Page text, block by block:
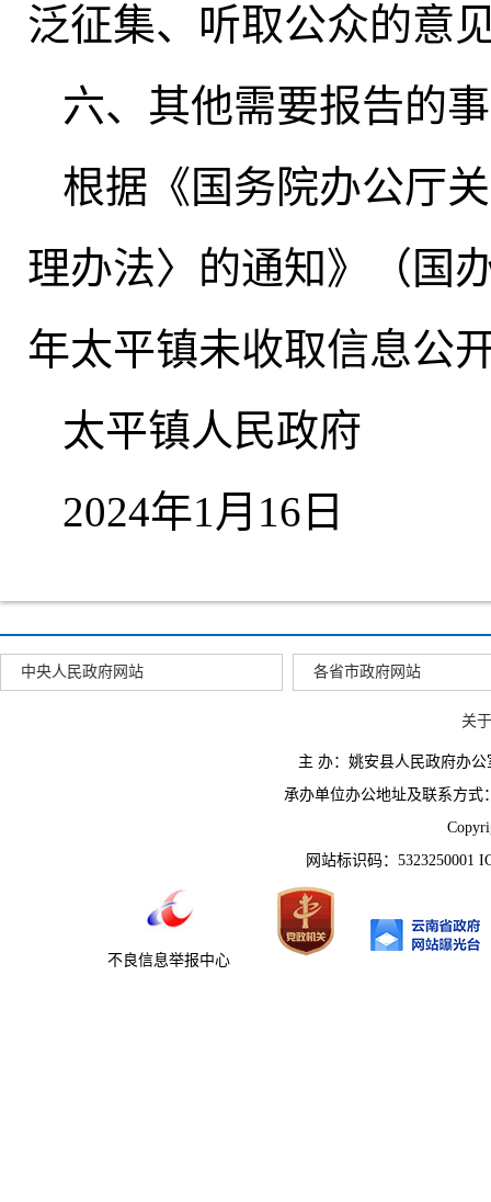
泛征集、听取公众的意
六、其他需要报告的
根据《国务院办公厅
理办法〉的通知》（国
年太平镇未收取信息公
太平镇人民政府
2024年1月16日
中央人民政府网站 各省市政府网站
关
主 办：姚安县人民政府办
承办单位办公地址及联系方式
网站标识码：5323250001
不良信息举报中心